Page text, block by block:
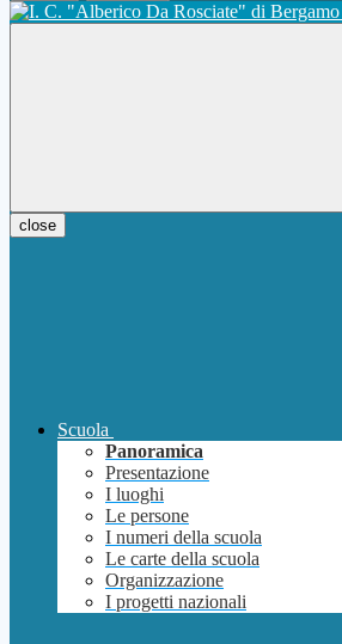
close
Scuola
Panoramica
Presentazione
I luoghi
Le persone
I numeri della scuola
Le carte della scuola
Organizzazione
I progetti nazionali